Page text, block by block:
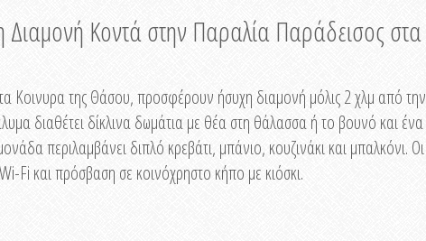
Κοντά στην Παραλία Παράδεισος στα
Κοινυρα της Θάσου, προσφέρουν ήσυχη διαμονή μόλις 2 χλμ από την
διαθέτει δίκλινα δωμάτια με θέα στη θάλασσα ή το βουνό και ένα
περιλαμβάνει διπλό κρεβάτι, μπάνιο, κουζινάκι και μπαλκόνι. Οι
Fi και πρόσβαση σε κοινόχρηστο κήπο με κιόσκι.